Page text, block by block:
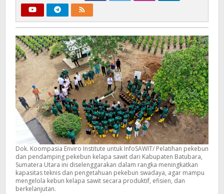
Dok. Koompasia Enviro Institute untuk InfoSAWIT/ Pelatihan pekebun
dan pendamping pekebun kelapa sawit dari Kabupaten Batubara,
Sumatera Utara ini diselenggarakan dalam rangka meningkatkan
kapasitas teknis dan pengetahuan pekebun swadaya, agar mampu
mengelola kebun kelapa sawit secara produktif, efisien, dan
berkelanjutan.